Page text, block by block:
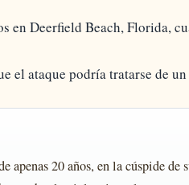
en Deerfield Beach, Florida,
el ataque podría tratarse de
apenas 20 años, en la cúspide